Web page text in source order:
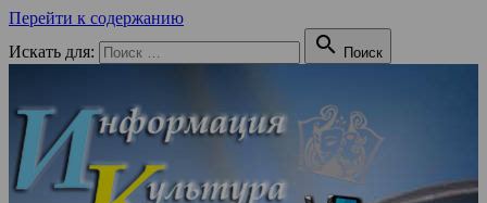
Перейти к содержанию
Искать для:
 Поиск